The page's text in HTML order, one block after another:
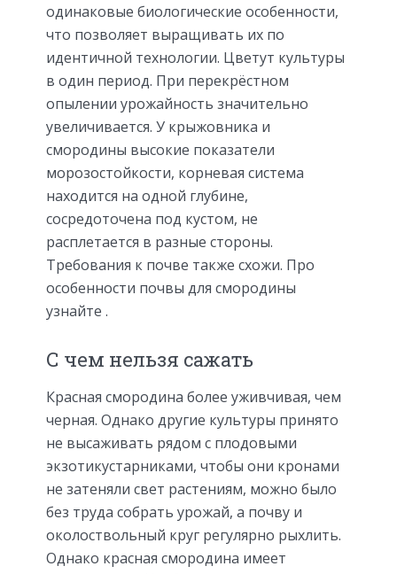
одинаковые биологические особенности,
что позволяет выращивать их по
идентичной технологии. Цветут культуры
в один период. При перекрёстном
опылении урожайность значительно
увеличивается. У крыжовника и
смородины высокие показатели
морозостойкости, корневая система
находится на одной глубине,
сосредоточена под кустом, не
расплетается в разные стороны.
Требования к почве также схожи. Про
особенности почвы для смородины
узнайте .
С чем нельзя сажать
Красная смородина более уживчивая, чем
черная. Однако другие культуры принято
не высаживать рядом с плодовыми
экзотикустарниками, чтобы они кронами
не затеняли свет растениям, можно было
без труда собрать урожай, а почву и
околоствольный круг регулярно рыхлить.
Однако красная смородина имеет